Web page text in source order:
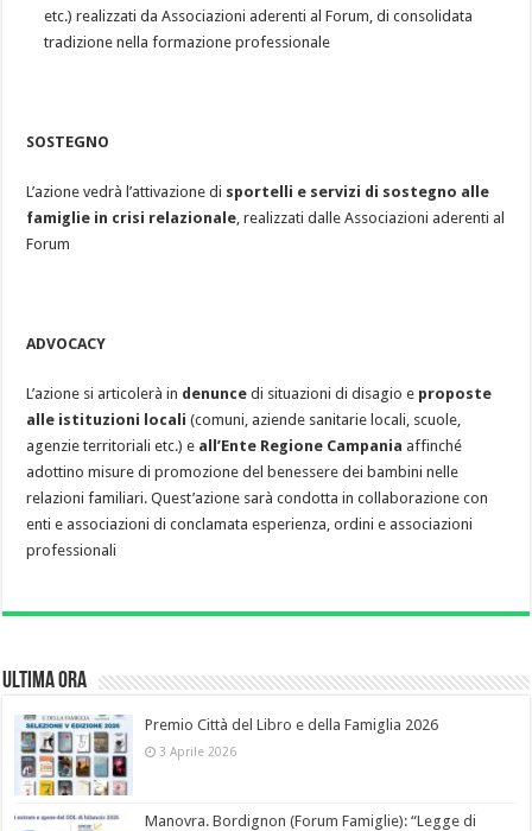
etc.) realizzati da Associazioni aderenti al Forum, di consolidata
tradizione nella formazione professionale
SOSTEGNO
L’azione vedrà l’attivazione di sportelli e servizi di sostegno alle
famiglie in crisi relazionale , realizzati dalle Associazioni aderenti al
Forum
ADVOCACY
L’azione si articolerà in denunce di situazioni di disagio e proposte
alle istituzioni locali (comuni, aziende sanitarie locali, scuole,
agenzie territoriali etc.) e all’Ente Regione Campania affinché
adottino misure di promozione del benessere dei bambini nelle
relazioni familiari. Quest’azione sarà condotta in collaborazione con
enti e associazioni di conclamata esperienza, ordini e associazioni
professionali
Ultima Ora
Premio Città del Libro e della Famiglia 2026
3 Aprile 2026
Manovra. Bordignon (Forum Famiglie): “Legge di